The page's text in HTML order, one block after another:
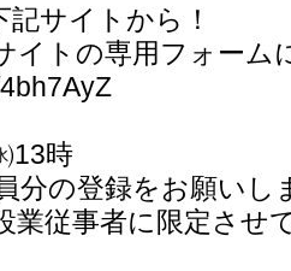
サイトから！
イトの専用フォーム
13時
分の登録をお願いし
業従事者に限定させ